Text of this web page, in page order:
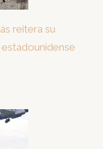
reitera su